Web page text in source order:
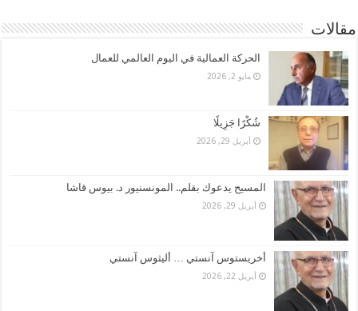
مقالات
الحركة العمالية في اليوم العالمي للعمال
مايو 2, 2026
شُكْرًا جَزِيلًا
أبريل 29, 2026
المسيح يدعوك بقلم.. المونسنيور د. بيوس قاشا
أبريل 29, 2026
أخريستوس آنستي … أليثوس آنستي
أبريل 22, 2026